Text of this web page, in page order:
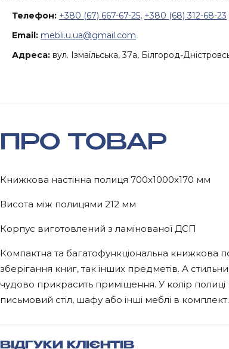
Телефон: +380 (67) 667-67-25, +380 (68) 312-68-23
Email: mebli.u.ua@gmail.com
Адреса: вул. Ізмаїльська, 37а, Білгород-
ПРО ТОВАР
Книжкова настінна полиця 700х1000х170 мм
Висота між полицями 212 мм
Корпус виготовлений з ламінованої ДСП
Компактна та багатофункціональна книжкова
зберігання книг, так інших предметів. А
чудово прикрасить приміщення. У колір полиці
письмовий стіл, шафу або інші меблі в комплект.
ВІДГУКИ КЛІЄНТІВ